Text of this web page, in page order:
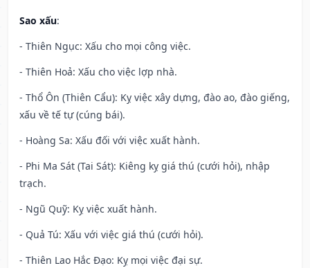
Sao xấu:
- Thiên Ngục: Xấu cho mọi công việc.
- Thiên Hoả: Xấu cho việc lợp nhà.
- Thổ Ôn (Thiên Cẩu): Kỵ việc xây dựng, đào ao, đào giếng,
xấu về tế tự (cúng bái).
- Hoàng Sa: Xấu đối với việc xuất hành.
- Phi Ma Sát (Tai Sát): Kiêng kỵ giá thú (cưới hỏi), nhập
trạch.
- Ngũ Quỹ: Kỵ việc xuất hành.
- Quả Tú: Xấu với việc giá thú (cưới hỏi).
- Thiên Lao Hắc Đạo: Kỵ mọi việc đại sự.